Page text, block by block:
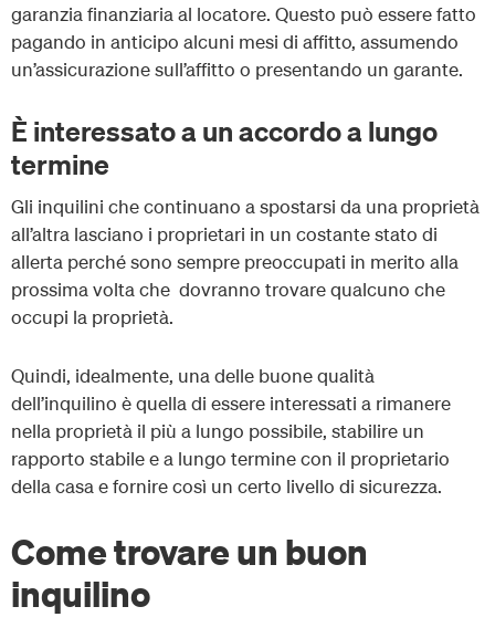
garanzia finanziaria al locatore. Questo può essere fatto
pagando in anticipo alcuni mesi di affitto, assumendo
un’assicurazione sull’affitto o presentando un garante.
È interessato a un accordo a lungo
termine
Gli inquilini che continuano a spostarsi da una proprietà
all’altra lasciano i proprietari in un costante stato di
allerta perché sono sempre preoccupati in merito alla
prossima volta che dovranno trovare qualcuno che
occupi la proprietà.
Quindi, idealmente, una delle buone qualità
dell’inquilino è quella di essere interessati a rimanere
nella proprietà il più a lungo possibile, stabilire un
rapporto stabile e a lungo termine con il proprietario
della casa e fornire così un certo livello di sicurezza.
Come trovare un buon
inquilino